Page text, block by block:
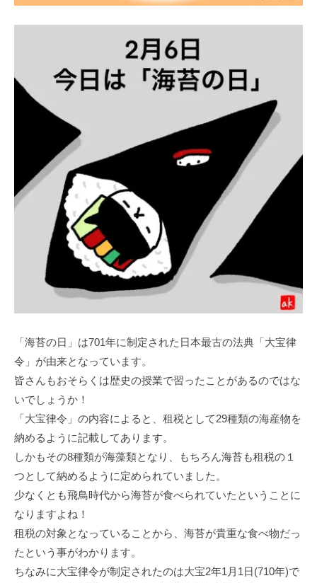
「海苔の日」は701年に制定された日本最古の法典「大宝律
令」が由来となっています。
皆さんもおそらくは歴史の授業で習ったことがあるのではな
いでしょうか！
「大宝律令」の内容によると、租税として29種類の海産物を
納めるように記載してあります。
しかもその8種類が海藻類となり、もちろん海苔も租税の１
つとして納めるように定められていました。
少なくとも飛鳥時代から海苔が食べられていたということに
なりますよね！
租税の対象となっていることから、海苔が貴重な食べ物だっ
たという事がわかります。
ちなみに大宝律令が制定されたのは大宝2年1月1日(710年)で